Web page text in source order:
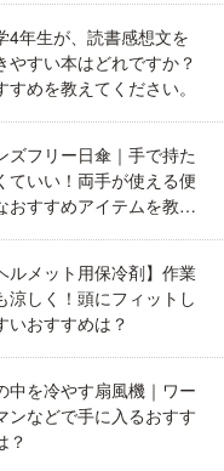
バッグを吊り下げて
受付中
4年生が、読書感想文を
やすい本はどれですか？
すめを教えてください。
ズフリー日傘｜手で持た
ていい！両手が使える便
おすすめアイテムを教え
ルメット用保冷剤】作業
涼しく！頭にフィットし
いおすすめは？
中を冷やす扇風機｜ワー
ンなどで手に入るおすす
？